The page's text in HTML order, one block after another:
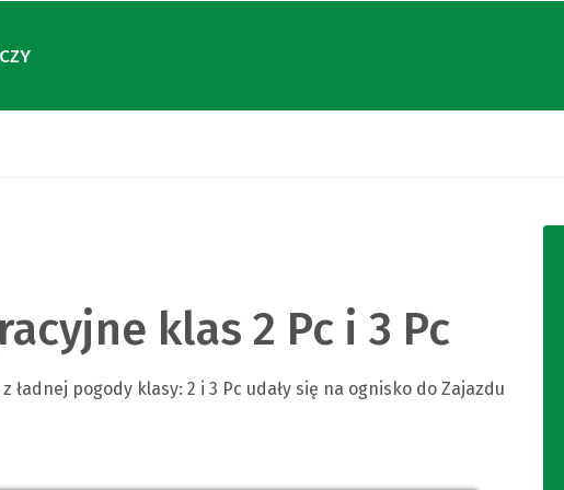
klas 2 Pc i 3 Pc
ładnej pogody klasy: 2 i 3 Pc udały się na ognisko do Zajazdu